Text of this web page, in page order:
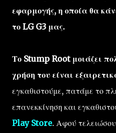
εφαρμογής, η οποία θα
το LG G3 μας.
Το Stump Root μοιάζει
χρήση του είναι
εγκαθιστούμε, πατάμε το
επανεκκίνηση και
Play Store. Αφού